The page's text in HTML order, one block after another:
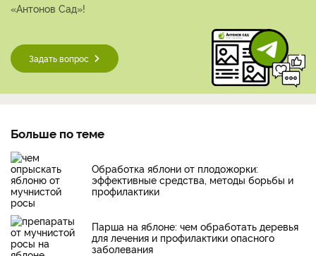
«Антонов Сад»!
Задать вопрос
Больше по теме
Обработка яблони от плодожорки:
эффективные средства, методы борьбы и
профилактики
Парша на яблоне: чем обработать деревья
для лечения и профилактики опасного
заболевания